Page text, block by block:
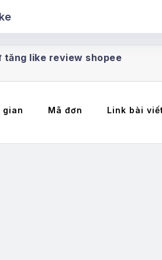
tăng like review shopee
gian Mã đơn Link bài